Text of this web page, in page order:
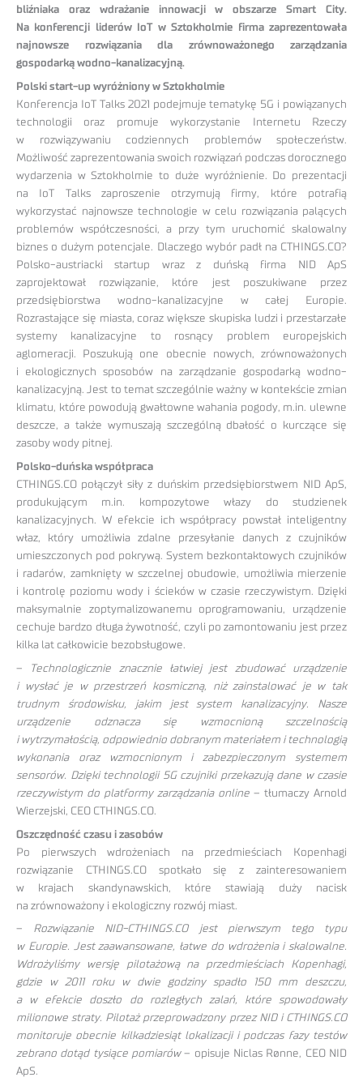
bliźniaka oraz wdrażanie innowacji w obszarze Smart City.
Na konferencji liderów IoT w Sztokholmie firma zaprezentowała
najnowsze rozwiązania dla zrównoważonego zarządzania
gospodarką wodno-kanalizacyjną.
Polski start-up wyróżniony w Sztokholmie
Konferencja IoT Talks 2021 podejmuje tematykę 5G i powiązanych
technologii oraz promuje wykorzystanie Internetu Rzeczy
w rozwiązywaniu codziennych problemów społeczeństw.
Możliwość zaprezentowania swoich rozwiązań podczas dorocznego
wydarzenia w Sztokholmie to duże wyróżnienie. Do prezentacji
na IoT Talks zaproszenie otrzymują firmy, które potrafią
wykorzystać najnowsze technologie w celu rozwiązania palących
problemów współczesności, a przy tym uruchomić skalowalny
biznes o dużym potencjale. Dlaczego wybór padł na CTHINGS.CO?
Polsko-austriacki startup wraz z duńską firma NID ApS
zaprojektował rozwiązanie, które jest poszukiwane przez
przedsiębiorstwa wodno-kanalizacyjne w całej Europie.
Rozrastające się miasta, coraz większe skupiska ludzi i przestarzałe
systemy kanalizacyjne to rosnący problem europejskich
aglomeracji. Poszukują one obecnie nowych, zrównoważonych
i ekologicznych sposobów na zarządzanie gospodarką wodno-
kanalizacyjną. Jest to temat szczególnie ważny w kontekście zmian
klimatu, które powodują gwałtowne wahania pogody, m.in. ulewne
deszcze, a także wymuszają szczególną dbałość o kurczące się
zasoby wody pitnej.
Polsko-duńska współpraca
CTHINGS.CO połączył siły z duńskim przedsiębiorstwem NID ApS,
produkującym m.in. kompozytowe włazy do studzienek
kanalizacyjnych. W efekcie ich współpracy powstał inteligentny
właz, który umożliwia zdalne przesyłanie danych z czujników
umieszczonych pod pokrywą. System bezkontaktowych czujników
i radarów, zamknięty w szczelnej obudowie, umożliwia mierzenie
i kontrolę poziomu wody i ścieków w czasie rzeczywistym. Dzięki
maksymalnie zoptymalizowanemu oprogramowaniu, urządzenie
cechuje bardzo długa żywotność, czyli po zamontowaniu jest przez
kilka lat całkowicie bezobsługowe.
–
Technologicznie znacznie łatwiej jest zbudować urządzenie
i wysłać je w przestrzeń kosmiczną, niż zainstalować je w tak
trudnym środowisku, jakim jest system kanalizacyjny. Nasze
urządzenie odznacza się wzmocnioną szczelnością
i wytrzymałością, odpowiednio dobranym materiałem i technologią
wykonania oraz wzmocnionym i zabezpieczonym systemem
sensorów. Dzięki technologii 5G czujniki przekazują dane w czasie
rzeczywistym do platformy zarządzania online – tłumaczy Arnold
Wierzejski, CEO CTHINGS.CO.
Oszczędność czasu i zasobów
Po pierwszych wdrożeniach na przedmieściach Kopenhagi
rozwiązanie CTHINGS.CO spotkało się z zainteresowaniem
w krajach skandynawskich, które stawiają duży nacisk
na zrównoważony i ekologiczny rozwój miast.
– Rozwiązanie NID-CTHINGS.CO jest pierwszym tego typu
w Europie. Jest zaawansowane, łatwe do wdrożenia i skalowalne.
Wdrożyliśmy wersję pilotażową na przedmieściach Kopenhagi,
gdzie w 2011 roku w dwie godziny spadło 150 mm deszczu,
a w efekcie doszło do rozległych zalań, które spowodowały
milionowe straty. Pilotaż przeprowadzony przez NID i CTHINGS.CO
monitoruje obecnie kilkadziesiąt lokalizacji i podczas fazy testów
zebrano dotąd tysiące pomiarów– opisuje Niclas Rønne, CEO NID
ApS.